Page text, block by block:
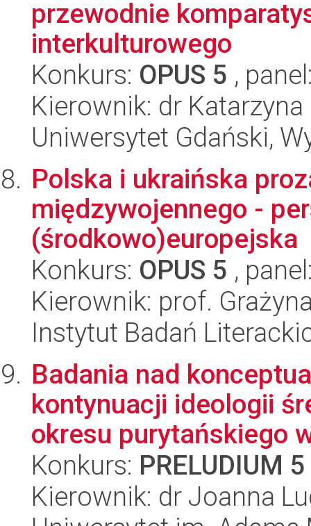
przewodnie
interkulturowego
Konkurs: OPUS 5 ,
Kierownik: dr
Uniwersytet Gdański,
Polska i ukraińska
międzywojennego -
(środkowo)europejska
Konkurs: OPUS 5 ,
Kierownik: prof.
Instytut Badań
Badania nad
kontynuacji ideologii
okresu purytańskiego
Konkurs: PRELUDIUM 5
Kierownik: dr Joanna